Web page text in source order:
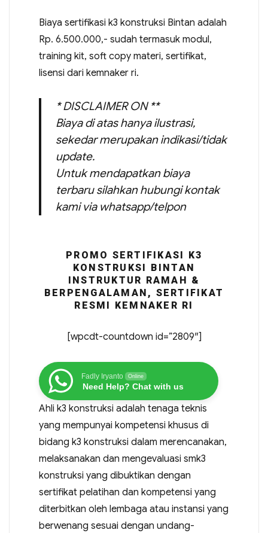
Biaya sertifikasi k3 konstruksi Bintan adalah
Rp. 6.500.000,- sudah termasuk modul,
training kit, soft copy materi, sertifikat,
lisensi dari kemnaker ri.
* DISCLAIMER ON **
Biaya di atas hanya ilustrasi,
sekedar merupakan indikasi/tidak
update.
Untuk mendapatkan biaya
terbaru silahkan hubungi kontak
kami via whatsapp/telpon
PROMO SERTIFIKASI K3
KONSTRUKSI BINTAN
INSTRUKTUR RAMAH &
BERPENGALAMAN, SERTIFIKAT
RESMI KEMNAKER RI
[wpcdt-countdown id=”2809″]
Fadly Iryanto Online
Need Help? Chat with us
Ahli k3 konstruksi adalah tenaga teknis
yang mempunyai kompetensi khusus di
bidang k3 konstruksi dalam merencanakan,
melaksanakan dan mengevaluasi smk3
konstruksi yang dibuktikan dengan
sertifikat pelatihan dan kompetensi yang
diterbitkan oleh lembaga atau instansi yang
berwenang sesuai dengan undang-